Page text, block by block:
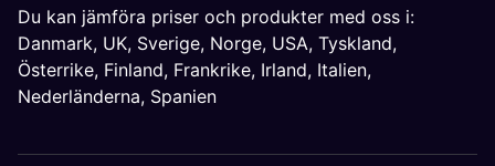
Du kan jämföra priser och produkter med oss i:
Danmark, UK, Sverige, Norge, USA, Tyskland,
Österrike, Finland, Frankrike, Irland, Italien,
Nederländerna, Spanien